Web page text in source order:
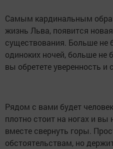
Самым кардинальным
жизнь Льва, появится
существования. Больше не
одиноких ночей, больше не
вы обретете уверенность и
Рядом с вами будет
плотно стоит на ногах и
вместе свернуть горы.
обстоятельствам, но